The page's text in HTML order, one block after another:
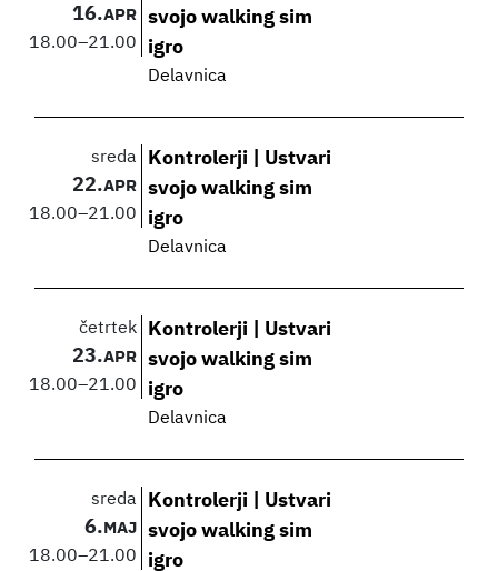
16.APR
18.00–21.00
svojo walking sim
igro
Delavnica
sreda
22.APR
18.00–21.00
Kontrolerji | Ustvari
svojo walking sim
igro
Delavnica
četrtek
23.APR
18.00–21.00
Kontrolerji | Ustvari
svojo walking sim
igro
Delavnica
sreda
6.MAJ
18.00–21.00
Kontrolerji | Ustvari
svojo walking sim
igro